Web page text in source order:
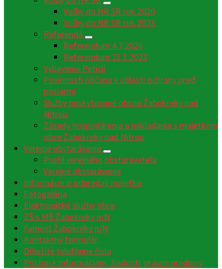
Voľby do NR SR rok 2020
Voľby do NR SR rok 2023
Referendá
Referendum 4.7.2026
Referendum 21.1.2023
Vybavenie Petícií
Povinnosti občana v oblasti ochrany pred
poziarmi
Služby poskytované obcou Žabokreky nad
Nitrou
Zásady hospodárenia a nakladania s majetkom
obce Žabokreky nad Nitrou
Verejné obstarávanie
Profil verejného obstarávateľa
Verejné obstarávanie
Informácie o odpredaji majetku
Fotogaléria
Elektronické služby obce
ZŠ s MŠ Žabokreky n/N
Farnosť Žabokreky n/N
Kontaktný formulár
Dôležité telefónne čísla
Prístup k informáciám, žiadosti, právne predpisy